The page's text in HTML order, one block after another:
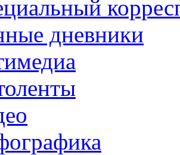
дневники